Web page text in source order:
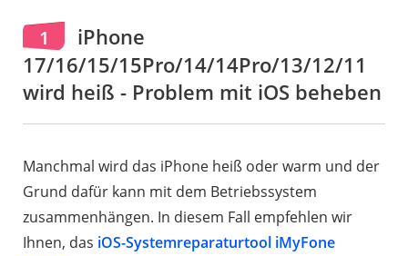
1
iPhone
17/16/15/15Pro/14/14Pro/13/12/11
wird heiß - Problem mit iOS beheben
Manchmal wird das iPhone heiß oder warm und der
Grund dafür kann mit dem Betriebssystem
zusammenhängen. In diesem Fall empfehlen wir
Ihnen, das iOS-Systemreparaturtool iMyFone